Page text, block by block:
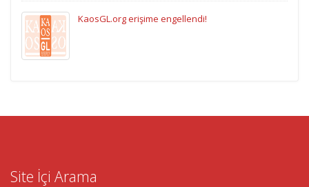
KaosGL.org erişime engellendi!
Site İçi Arama